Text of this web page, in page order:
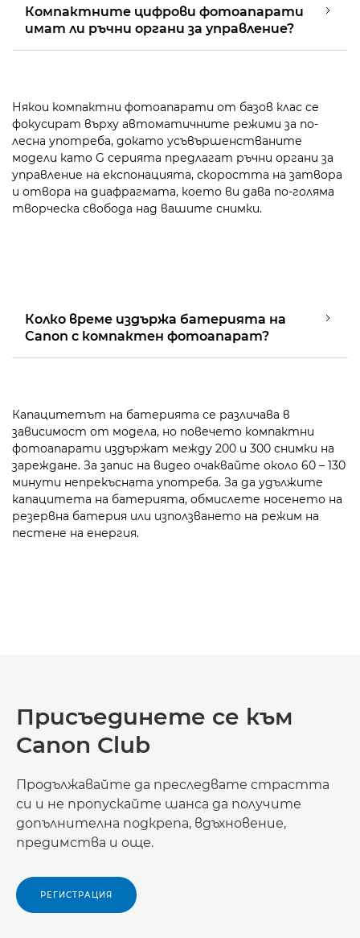
Компактните цифрови фотоапарати
имат ли ръчни органи за управление?
Някои компактни фотоапарати от базов клас се
фокусират върху автоматичните режими за по-
лесна употреба, докато усъвършенстваните
модели като G серията предлагат ръчни органи за
управление на експонацията, скоростта на затвора
и отвора на диафрагмата, което ви дава по-голяма
творческа свобода над вашите снимки.
Колко време издържа батерията на
Canon с компактен фотоапарат?
Капацитетът на батерията се различава в
зависимост от модела, но повечето компактни
фотоапарати издържат между 200 и 300 снимки на
зареждане. За запис на видео очаквайте около 60 – 130
минути непрекъсната употреба. За да удължите
капацитета на батерията, обмислете носенето на
резервна батерия или използването на режим на
пестене на енергия.
Присъединете се към
Canon Club
Продължавайте да преследвате страстта
си и не пропускайте шанса да получите
допълнителна подкрепа, вдъхновение,
предимства и още.
РЕГИСТРАЦИЯ